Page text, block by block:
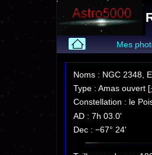
Mes
Noms : NGC 2348,
Type : Amas ouvert [
Constellation : le
AD : 7h 03.0'
Dec : −67° 24'